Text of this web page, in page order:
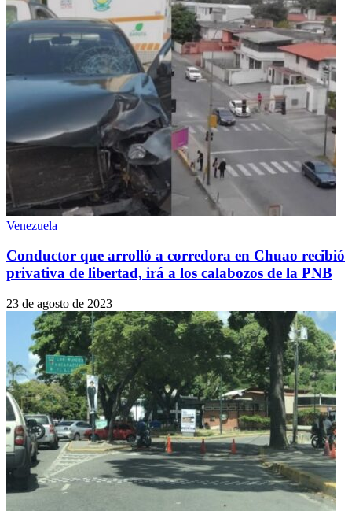
Venezuela
Conductor que arrolló a corredora en Chuao recibió
privativa de libertad, irá a los calabozos de la PNB
23 de agosto de 2023